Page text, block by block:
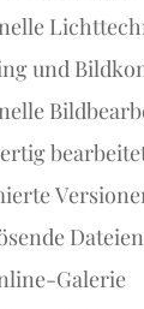
und
Dateien
Galerie